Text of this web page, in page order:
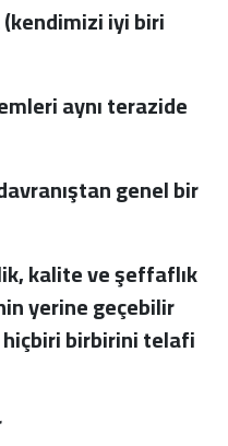
(kendimizi iyi biri
aynı terazide
genel bir
kalite ve şeffaflık
yerine geçebilir
hiçbiri birbirini telafi